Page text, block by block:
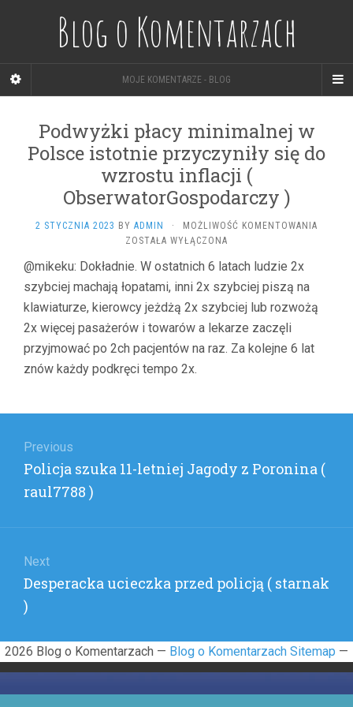
Blog o Komentarzach
MOJE KOMENTARZE - BLOG
Podwyżki płacy minimalnej w
Polsce istotnie przyczyniły się do
wzrostu inflacji (
ObserwatorGospodarczy )
2 STYCZNIA 2023 BY ADMIN · MOŻLIWOŚĆ KOMENTOWANIA
ZOSTAŁA WYŁĄCZONA
@mikeku: Dokładnie. W ostatnich 6 latach ludzie 2x
szybciej machają łopatami, inni 2x szybciej piszą na
klawiaturze, kierowcy jeżdżą 2x szybciej lub rozwożą
2x więcej pasażerów i towarów a lekarze zaczęli
przyjmować po 2ch pacjentów na raz. Za kolejne 6 lat
znów każdy podkręci tempo 2x.
wpisu
Previous
Previous
post:
Policja szuka 11-letniej Jagody z Poronina (
raul7788 )
Next
Next
post:
Desperacka ucieczka przed policją ( starnak
)
2026 Blog o Komentarzach — Blog o Komentarzach Sitemap —